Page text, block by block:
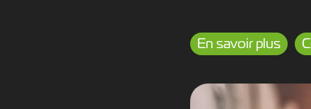
En savoir plus